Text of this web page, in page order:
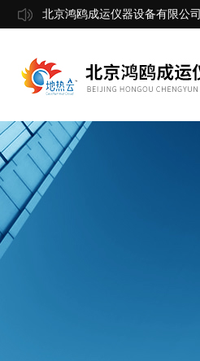
北京鸿鸥成运仪器设备有限公司